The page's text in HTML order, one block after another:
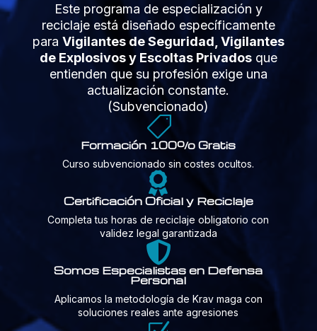
Este programa de especialización y
reciclaje está diseñado específicamente
para Vigilantes de Seguridad, Vigilantes
de Explosivos y Escoltas Privadosque
entienden que su profesión exige una
actualización constante.
(Subvencionado)

Formación 100% Gratis
Curso subvencionado sin costes ocultos.

Certificación Oficial y Reciclaje
Completa tus horas de reciclaje obligatorio con
validez legal garantizada

Somos Especialistas en Defensa
Personal
Aplicamos la metodología de Krav maga con
soluciones reales ante agresiones